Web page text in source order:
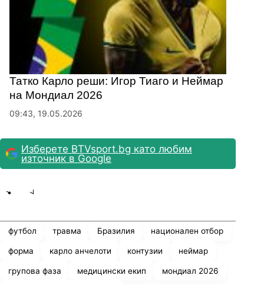
Татко Карло реши: Игор Тиаго и Неймар
на Мондиал 2026
09:43, 19.05.2026
Изберете BTVsport.bg като любим
източник в Google
футбол травма Бразилия национален отбор
форма карло анчелоти контузии неймар
групова фаза медицински екип мондиал 2026